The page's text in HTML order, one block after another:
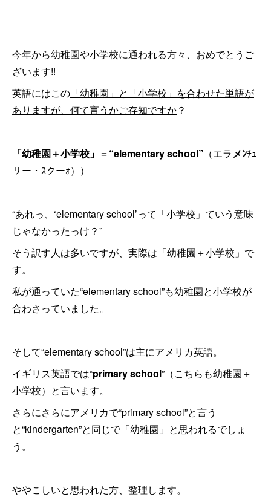
今年から幼稚園や小学校に通われる方々、おめでとうご
ざいます!!
英語にはこの 「幼稚園」と「小学校」を合わせた単語が
ありますが、何て言うかご存知ですか？
「幼稚園＋小学校」 ＝ “elementary school” （エラメﾝﾁｭ
リー・ｽクーｫ））
“あれっ、‘elementary school’って「小学校」ていう意味
じゃなかったっけ？”
そう訳す人は多いですが、実際は「幼稚園＋小学校」で
す。
私が通っていた“elementary school”も幼稚園と小学校が
合わさっていました。
そして“elementary school”は主にアメリカ英語。
イギリス英語では“primary school”（こちらも幼稚園＋
小学校）と言います。
さらにさらにアメリカで“primary school”と言う
と“kindergarten”と同じで「幼稚園」と思われるでしょ
う。
ややこしいと思われた方、整理します。